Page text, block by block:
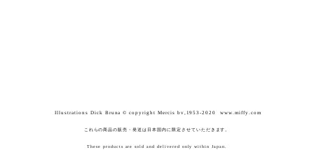
Illustrations Dick Bruna ©️ copyright Mercis bv,1953-2020 www.miffy.com
これらの商品の販売・発送は日本国内に限定させていただきます。
These products are sold and delivered only within Japan.